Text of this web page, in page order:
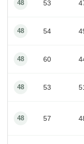
48 53
48 54
48 60
48 53
48 57